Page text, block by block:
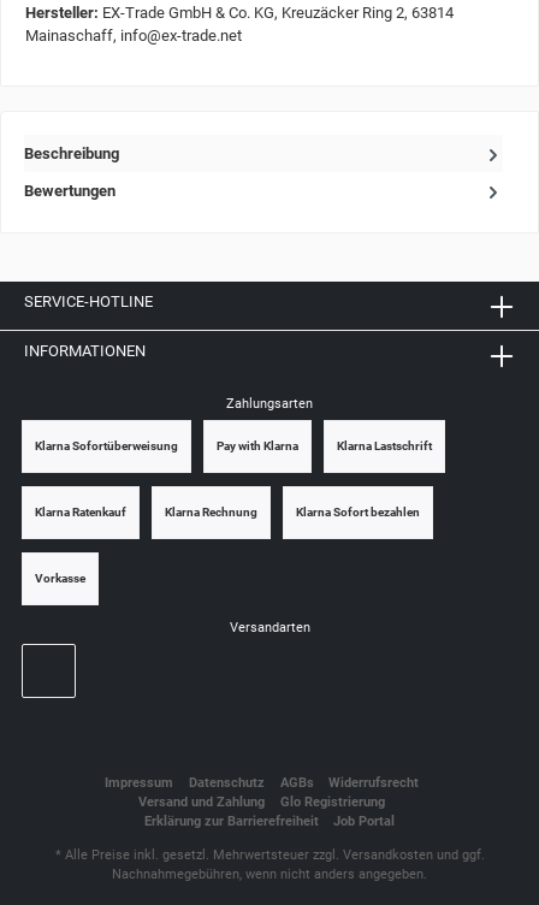
Hersteller: EX-Trade GmbH & Co. KG, Kreuzäcker Ring 2, 63814
Mainaschaff, info@ex-trade.net
Beschreibung
Bewertungen
SERVICE-HOTLINE
INFORMATIONEN
Zahlungsarten
Klarna Sofortüberweisung Pay with Klarna Klarna Lastschrift
Klarna Ratenkauf Klarna Rechnung Klarna Sofort bezahlen
Vorkasse
Versandarten
Impressum Datenschutz AGBs
Widerrufsrecht
Versand und Zahlung
Glo Registrierung
Erklärung zur Barrierefreiheit
Job Portal
* Alle Preise inkl. gesetzl. Mehrwertsteuer zzgl. Versandkosten und ggf.
Nachnahmegebühren, wenn nicht anders angegeben.